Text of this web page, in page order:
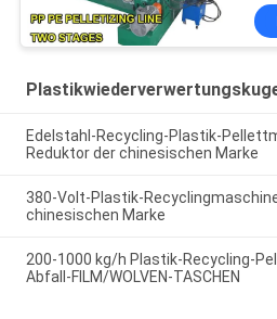
Edelstahl-Recycling-Plastik-
Reduktor der chinesischen Marke
380-Volt-Plastik-
chinesischen Marke
200-1000 kg/h Plastik-Recycling-
Abfall-FILM/WOLVEN-TASCHEN